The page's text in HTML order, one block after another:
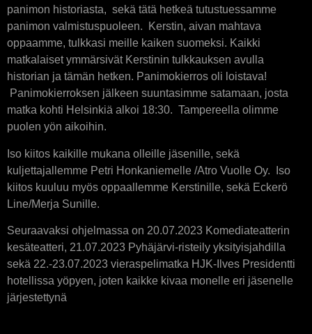
panimon historiasta, sekä tätä hetkeä tutustuessamme
panimon valmistuspuoleen. Kerstin, aivan mahtava
oppaamme, tulkkasi meille kaiken suomeksi. Kaikki
matkalaiset ymmärsivät Kerstinin tulkkauksen avulla
historian ja tämän hetken. Panimokierros oli loistava!
Panimokierroksen jälkeen suuntasimme satamaan, josta
matka kohti Helsinkiä alkoi 18:30. Tampereella olimme
puolen yön aikoihin.
Iso kiitos kaikille mukana olleille jäsenille, sekä
kuljettajallemme Petri Honkaniemelle /Atro Vuolle Oy. Iso
kiitos kuuluu myös oppaallemme Kerstinille, sekä Eckerö
Line/Merja Sunille.
Seuraavaksi ohjelmassa on 20.07.2023 Komediateatterin
kesäteatteri, 21.07.2023 Pyhäjärvi-risteily yksityisjahdilla
sekä 22.-23.07.2023 vieraspelimatka HJK-Ilves Presidentti
hotellissa yöpyen, joten kaikke kivaa monelle eri jäsenelle
järjestettynä